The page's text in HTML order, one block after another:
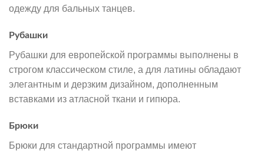
одежду для бальных танцев.
Рубашки
Рубашки для европейской программы выполнены в
строгом классическом стиле, а для латины обладают
элегантным и дерзким дизайном, дополненным
вставками из атласной ткани и гипюра.
Брюки
Брюки для стандартной программы имеют